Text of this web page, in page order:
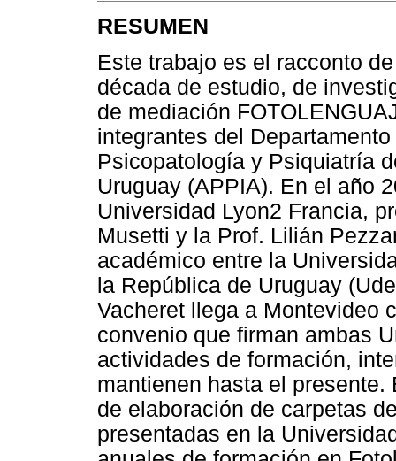
RESUMEN
Este trabajo es el racconto
década de estudio, de
de mediación
integrantes del
Psicopatología y Psiquiatría
Uruguay (APPIA). En el año
Universidad Lyon2 Francia,
Musetti y la Prof. Lilián
académico entre la
la República de Uruguay
Vacheret llega a Montevideo
convenio que firman ambas
actividades de formación,
mantienen hasta el
de elaboración de carpetas
presentadas en la